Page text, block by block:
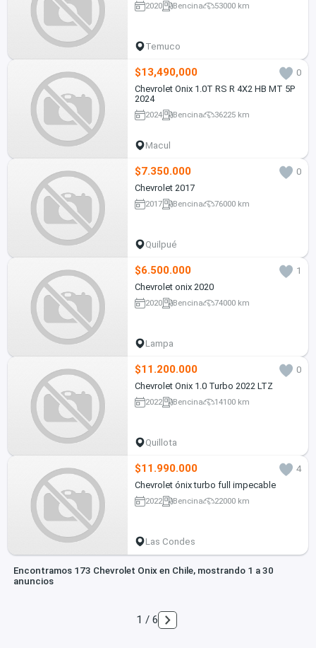
2020 Bencina 53000 km
Temuco
$13,490,000
0
Chevrolet Onix 1.0T RS R 4X2 HB MT 5P
2024
2024 Bencina 36225 km
Macul
$7.350.000
0
Chevrolet 2017
2017 Bencina 76000 km
Quilpué
$6.500.000
1
Chevrolet onix 2020
2020 Bencina 74000 km
Lampa
$11.200.000
0
Chevrolet Onix 1.0 Turbo 2022 LTZ
2022 Bencina 14100 km
Quillota
$11.990.000
4
Chevrolet ónix turbo full impecable
2022 Bencina 22000 km
Las Condes
Encontramos 173 Chevrolet Onix en Chile, mostrando 1 a 30
anuncios
1 / 6